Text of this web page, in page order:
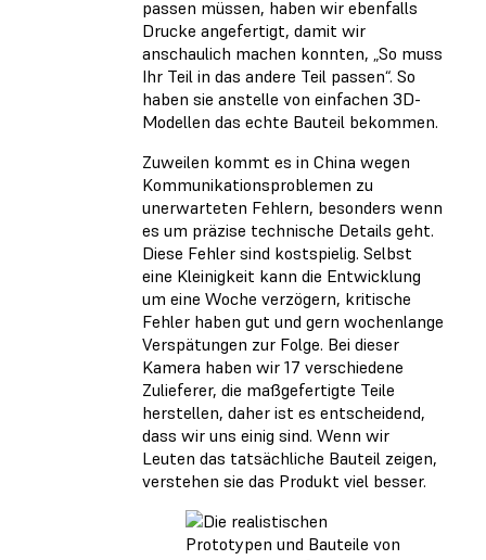
passen müssen, haben wir ebenfalls
Drucke angefertigt, damit wir
anschaulich machen konnten, „So muss
Ihr Teil in das andere Teil passen“. So
haben sie anstelle von einfachen 3D-
Modellen das echte Bauteil bekommen.
Zuweilen kommt es in China wegen
Kommunikationsproblemen zu
unerwarteten Fehlern, besonders wenn
es um präzise technische Details geht.
Diese Fehler sind kostspielig. Selbst
eine Kleinigkeit kann die Entwicklung
um eine Woche verzögern, kritische
Fehler haben gut und gern wochenlange
Verspätungen zur Folge. Bei dieser
Kamera haben wir 17 verschiedene
Zulieferer, die maßgefertigte Teile
herstellen, daher ist es entscheidend,
dass wir uns einig sind. Wenn wir
Leuten das tatsächliche Bauteil zeigen,
verstehen sie das Produkt viel besser.